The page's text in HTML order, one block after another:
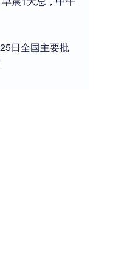
日全国主要批